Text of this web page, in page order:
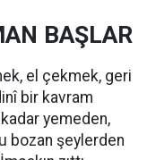
BAŞLAR
el çekmek, geri
bir kavram
yemeden,
bozan şeylerden